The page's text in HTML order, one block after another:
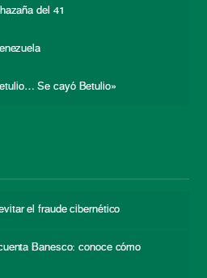
del 41
Se cayó Betulio»
el fraude cibernético
Banesco: conoce cómo